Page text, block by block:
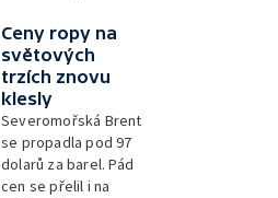
Ceny ropy na
světových
trzích znovu
klesly
Severomořská Brent
se propadla pod 97
dolarů za barel. Pád
cen se přelil i na